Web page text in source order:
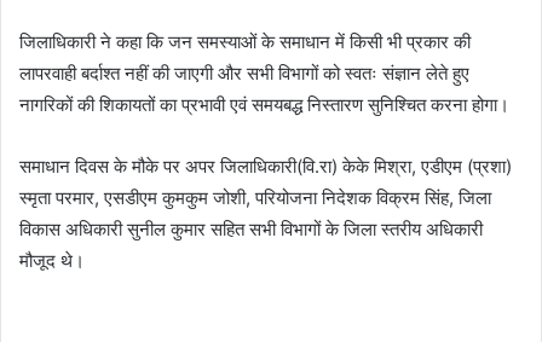
जिलाधिकारी ने कहा कि जन समस्याओं के समाधान में किसी भी प्रकार की
लापरवाही बर्दाश्त नहीं की जाएगी और सभी विभागों को स्वतः संज्ञान लेते हुए
नागरिकों की शिकायतों का प्रभावी एवं समयबद्ध निस्तारण सुनिश्चित करना होगा।
समाधान दिवस के मौके पर अपर जिलाधिकारी(वि.रा) केके मिश्रा, एडीएम (प्रशा)
स्मृता परमार, एसडीएम कुमकुम जोशी, परियोजना निदेशक विक्रम सिंह, जिला
विकास अधिकारी सुनील कुमार सहित सभी विभागों के जिला स्तरीय अधिकारी
मौजूद थे।